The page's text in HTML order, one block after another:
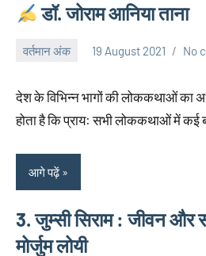
डॉ. जोराम आनिया ताना
वर्तमान अंक 19 August 2021 No
देश के विभिन्न भागों की लोककथाओं का
होता है कि प्राय: सभी लोककथाओं में
आगे पढ़ें
3. जुम्सी सिराम : जीवन और
मोर्जुम लोयी